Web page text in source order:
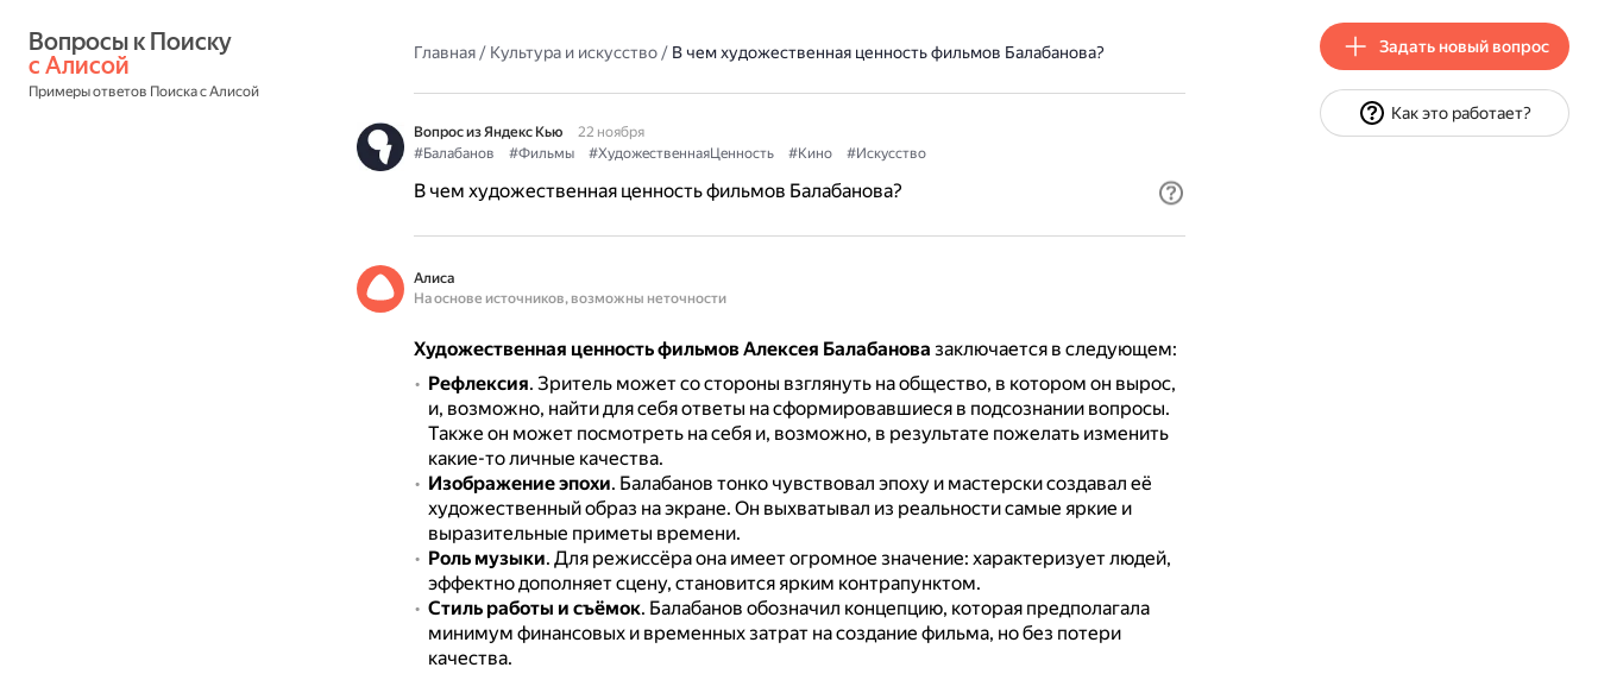
с Алисой
Примеры ответов Поиска с Алисой
Главная/ Культура и искусство/ В чем художественная ценность фильмов Балабанова?
Вопрос из Яндекс Кью
22 ноября
#Балабанов
#Фильмы #ХудожественнаяЦенность #Кино #Искусство
В чем художественная ценность фильмов Балабанова?
Алиса
На основе источников, возможны неточности
Художественная ценность фильмов Алексея Балабанова заключается в следующем:
Рефлексия. Зритель может со стороны взглянуть на общество, в котором он вырос,
и, возможно, найти для себя ответы на сформировавшиеся в подсознании вопросы.
Также он может посмотреть на себя и, возможно, в результате пожелать изменить
какие-то личные качества.
Изображение эпохи. Балабанов тонко чувствовал эпоху и мастерски создавал её
художественный образ на экране. Он выхватывал из реальности самые яркие и
выразительные приметы времени.
Роль музыки. Для режиссёра она имеет огромное значение: характеризует людей,
эффектно дополняет сцену, становится ярким контрапунктом.
Стиль работы и съёмок. Балабанов обозначил концепцию, которая предполагала
минимум финансовых и временных затрат на создание фильма, но без потери
качества.
Задать новый вопрос
Как это работает?